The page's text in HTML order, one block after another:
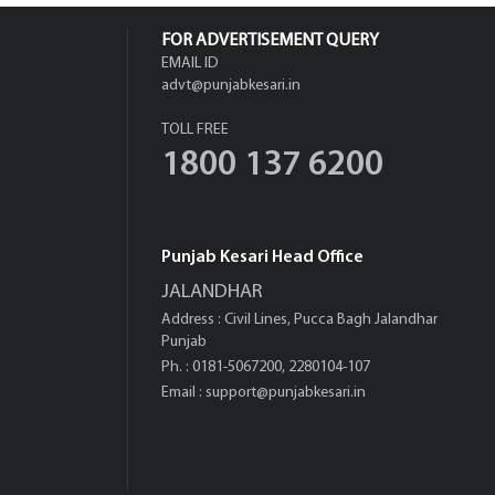
FOR ADVERTISEMENT QUERY
EMAIL ID
advt@punjabkesari.in
TOLL FREE
1800 137 6200
Punjab Kesari Head Office
JALANDHAR
Address : Civil Lines, Pucca Bagh Jalandhar
Punjab
Ph. : 0181-5067200, 2280104-107
Email : support@punjabkesari.in